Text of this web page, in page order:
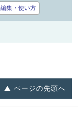
編集・使い方
ページの先頭へ